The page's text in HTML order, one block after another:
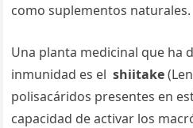
como suplementos naturales.
Una planta medicinal que ha
inmunidad es elshiitake
polisacáridos presentes en
capacidad de activar los